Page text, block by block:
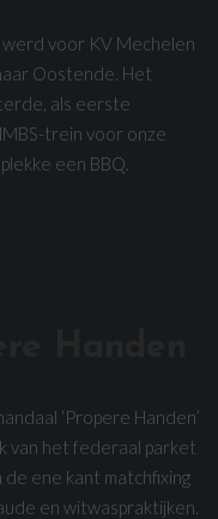
voor KV Mechelen
Oostende. Het
als eerste
trein voor onze
een BBQ.
‘Propere Handen’
van het federaal parket
ene kant matchfixing
en witwaspraktijken.